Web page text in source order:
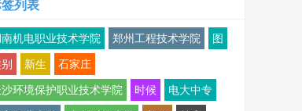
招生范围及对象
列表
机电职业技术学院 郑州工程技术学院 图
新生 石家庄
环境保护职业技术学院 时候 电大中专